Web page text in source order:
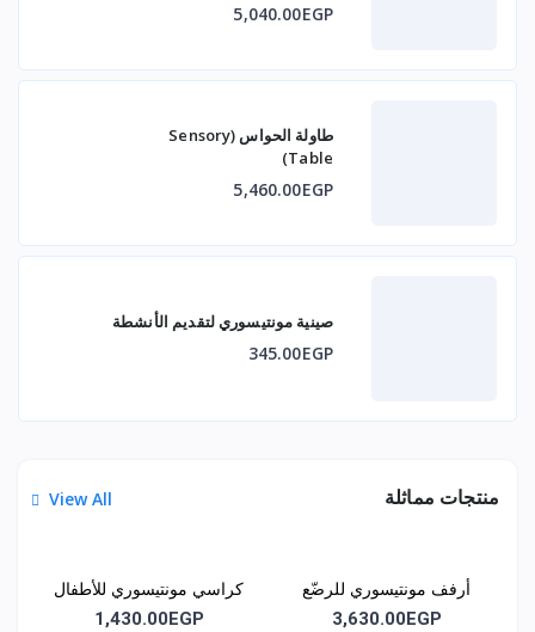
5,040.00EGP
طاولة الحواس (Sensory
Table)
5,460.00EGP
صينية مونتيسوري لتقديم الأنشطة
345.00EGP
منتجات مماثلة View All
أرفف مونتيسوري للرضّع
والأطفال الصغار
3,630.00EGP
كراسي مونتيسوري للأطفال
1,430.00EGP